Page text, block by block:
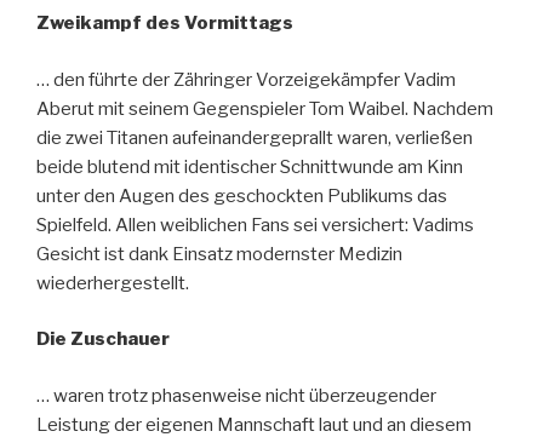
Zweikampf des Vormittags
… den führte der Zähringer Vorzeigekämpfer Vadim
Aberut mit seinem Gegenspieler Tom Waibel. Nachdem
die zwei Titanen aufeinandergeprallt waren, verließen
beide blutend mit identischer Schnittwunde am Kinn
unter den Augen des geschockten Publikums das
Spielfeld. Allen weiblichen Fans sei versichert: Vadims
Gesicht ist dank Einsatz modernster Medizin
wiederhergestellt.
Die Zuschauer
… waren trotz phasenweise nicht überzeugender
Leistung der eigenen Mannschaft laut und an diesem